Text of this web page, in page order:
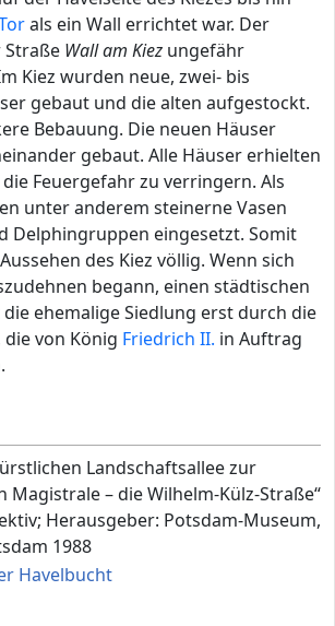
als ein Wall errichtet war. Der
Straße Wall am Kiez ungefähr
Kiez wurden neue, zwei- bis
gebaut und die alten aufgestockt.
Bebauung. Die neuen Häuser
gebaut. Alle Häuser erhielten
Feuergefahr zu verringern. Als
unter anderem steinerne Vasen
Delphingruppen eingesetzt. Somit
des Kiez völlig. Wenn sich
begann, einen städtischen
ehemalige Siedlung erst durch die
von König Friedrich II. in Auftrag
Landschaftsallee zur
Magistrale – die Wilhelm-Külz-Straße“
Herausgeber: Potsdam-Museum,
1988
Havelbucht